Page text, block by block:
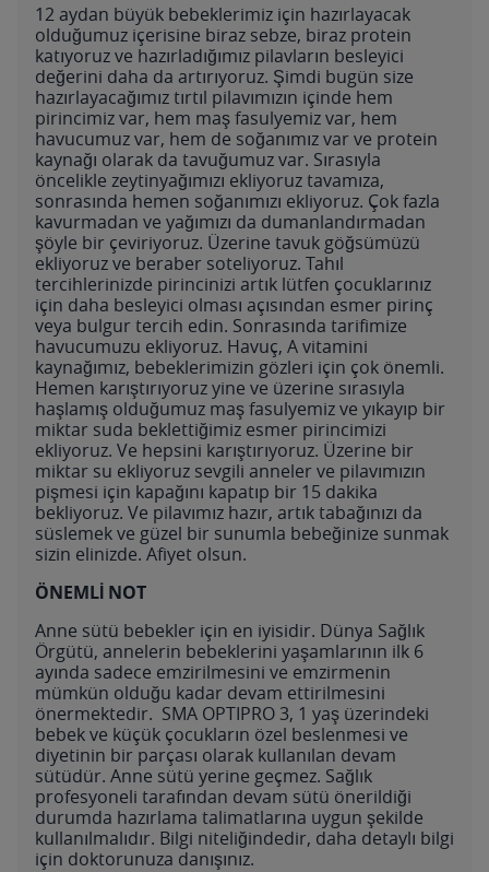
12 aydan büyük bebeklerimiz için hazırlayacak
olduğumuz içerisine biraz sebze, biraz protein
katıyoruz ve hazırladığımız pilavların besleyici
değerini daha da artırıyoruz. Şimdi bugün size
hazırlayacağımız tırtıl pilavımızın içinde hem
pirincimiz var, hem maş fasulyemiz var, hem
havucumuz var, hem de soğanımız var ve protein
kaynağı olarak da tavuğumuz var. Sırasıyla
öncelikle zeytinyağımızı ekliyoruz tavamıza,
sonrasında hemen soğanımızı ekliyoruz. Çok fazla
kavurmadan ve yağımızı da dumanlandırmadan
şöyle bir çeviriyoruz. Üzerine tavuk göğsümüzü
ekliyoruz ve beraber soteliyoruz. Tahıl
tercihlerinizde pirincinizi artık lütfen çocuklarınız
için daha besleyici olması açısından esmer pirinç
veya bulgur tercih edin. Sonrasında tarifimize
havucumuzu ekliyoruz. Havuç, A vitamini
kaynağımız, bebeklerimizin gözleri için çok önemli.
Hemen karıştırıyoruz yine ve üzerine sırasıyla
haşlamış olduğumuz maş fasulyemiz ve yıkayıp bir
miktar suda beklettiğimiz esmer pirincimizi
ekliyoruz. Ve hepsini karıştırıyoruz. Üzerine bir
miktar su ekliyoruz sevgili anneler ve pilavımızın
pişmesi için kapağını kapatıp bir 15 dakika
bekliyoruz. Ve pilavımız hazır, artık tabağınızı da
süslemek ve güzel bir sunumla bebeğinize sunmak
sizin elinizde. Afiyet olsun.
ÖNEMLİ NOT
Anne sütü bebekler için en iyisidir. Dünya Sağlık
Örgütü, annelerin bebeklerini yaşamlarının ilk 6
ayında sadece emzirilmesini ve emzirmenin
mümkün olduğu kadar devam ettirilmesini
önermektedir. SMA OPTIPRO 3, 1 yaş üzerindeki
bebek ve küçük çocukların özel beslenmesi ve
diyetinin bir parçası olarak kullanılan devam
sütüdür. Anne sütü yerine geçmez. Sağlık
profesyoneli tarafından devam sütü önerildiği
durumda hazırlama talimatlarına uygun şekilde
kullanılmalıdır. Bilgi niteliğindedir, daha detaylı bilgi
için doktorunuza danışınız.